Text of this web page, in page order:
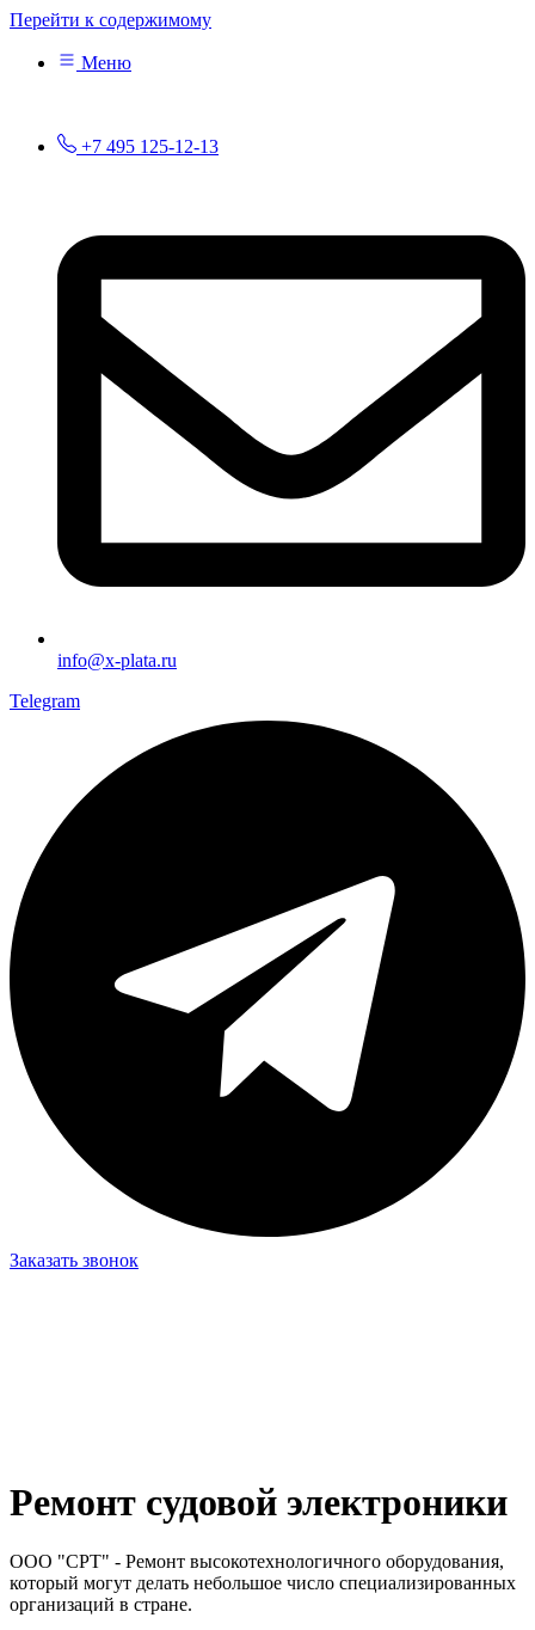
Перейти к содержимому
Меню
+7 495 125-12-13
info@x-plata.ru
Telegram
Заказать звонок
Ремонт судовой электроники
ООО "СРТ" - Ремонт высокотехнологичного оборудования,
который могут делать небольшое число специализированных
организаций в стране.